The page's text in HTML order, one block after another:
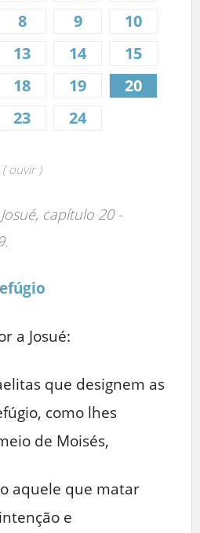
8 9
10
13 14
15
18 19
20
23 24
( ouvir )
capítulo 20 -
a Josué:
que designem as
como lhes
de Moisés,
aquele que matar
e